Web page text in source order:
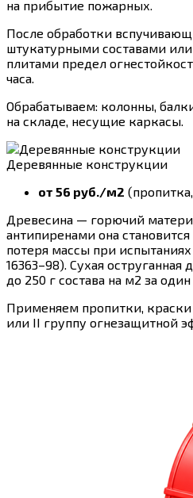
на прибытие пожарных.
После обработки
штукатурными составами
плитами предел
часа.
Обрабатываем: колонны,
на складе, несущие каркасы.
Деревянные конструкции
от 56 руб./м2
Древесина — горючий
антипиренами она
потеря массы при
16363–98). Сухая оструганная
до 250 г состава на м2 за
Применяем пропитки,
или II группу огнезащитной